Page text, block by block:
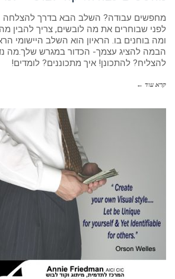
מחפשים עבודה? השלב הבא בדרך להצלחה
לפני שבוחרים את מה לובשים, צריך להבין
ומה בוחנים בו. הראיון הוא השלב היישומי
הבמה להציג עצמך- הכדור במגרש שלך.מה
להצליח? להתכונן! איך מתכוננים? לומדים!
קרא עוד ←